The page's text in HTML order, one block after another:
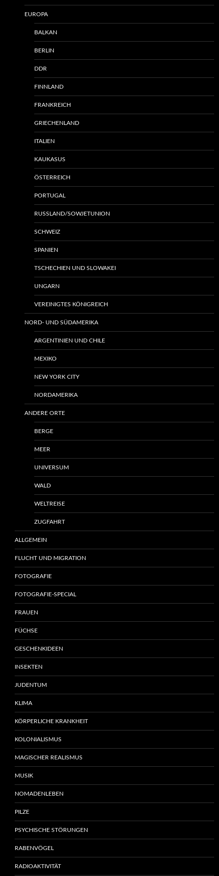
EUROPA
BALKAN
BERLIN
DDR
FINNLAND
FRANKREICH
GRIECHENLAND
ITALIEN
KAUKASUS
ÖSTERREICH
PORTUGAL
RUSSLAND/SOWJETUNION
SCHWEIZ
SPANIEN
TSCHECHIEN UND SLOWAKEI
UNGARN
VEREINIGTES KÖNIGREICH
NORD- UND SÜDAMERIKA
ARGENTINIEN UND CHILE
MEXIKO
NEW YORK CITY
NORDAMERIKA
ANDERE ORTE
BERGE
MEER
UNIVERSUM
WALD
WELTREISE
ZUGFAHRT
ALLGEMEIN
FLUCHT UND MIGRATION
FOTOGRAFIE
FOTOGRAFIE-SPECIAL
FRAUEN
FÜCHSE
GESCHENKIDEEN
INSEKTEN
JUDENTUM
KLIMA
KÖRPERLICHE KRANKHEIT
KOLONIALISMUS
MAGISCHER REALISMUS
MUSIK
NOMADENLEBEN
PILZE
PSYCHISCHE STÖRUNGEN
RABENVÖGEL
RADIOAKTIVITÄT